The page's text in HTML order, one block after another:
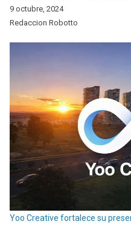
9 octubre, 2024
Redaccion Robotto
Yoo Creative fortalece su